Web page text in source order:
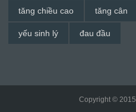
tăng chiều cao tăng cân
yếu sinh lý đau đầu
Copyright © 2015